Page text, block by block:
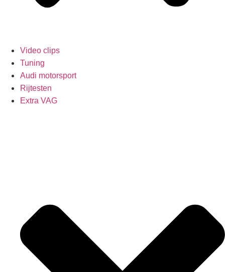
Video clips
Tuning
Audi motorsport
Rijtesten
Extra VAG